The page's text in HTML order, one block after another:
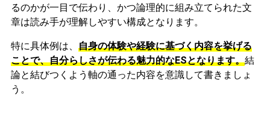
るのかが一目で伝わり、かつ論理的に組み立てられた文
章は読み手が理解しやすい構成となります。
特に具体例は、 自身の体験や経験に基づく内容を挙げる
ことで、自分らしさが伝わる魅力的なESとなります。結
論と結びつくよう軸の通った内容を意識して書きましょ
う。